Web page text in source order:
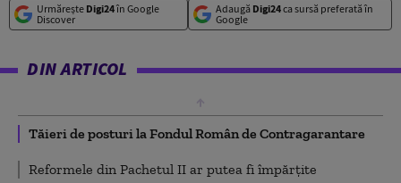
Urmărește Digi24în Google
Discover
Adaugă Digi24ca sursă preferată în
Google
DIN ARTICOL
Tăieri de posturi la Fondul Român de Contragarantare
Reformele din Pachetul II ar putea fi împărțite